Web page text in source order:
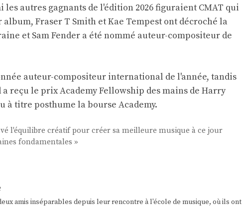
les autres gagnants de l'édition 2026 figuraient CMAT qui
Fraser T Smith et Kae Tempest ont décroché la
et Sam Fender a été nommé auteur-compositeur de
auteur-compositeur international de l'année, tandis
a reçu le prix Academy Fellowship des mains de Harry
à titre posthume la bourse Academy.
l'équilibre créatif pour créer sa meilleure musique à ce jour
fondamentales »
amis inséparables depuis leur rencontre à l'école de musique, où ils ont